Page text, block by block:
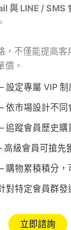
與 LINE / SMS
，不僅能提高客
價。
– 設定專屬 VIP
– 依市場設計不
– 追蹤會員歷史
高級會員可搶先
– 購物累積積分
對特定會員群發
立即諮詢